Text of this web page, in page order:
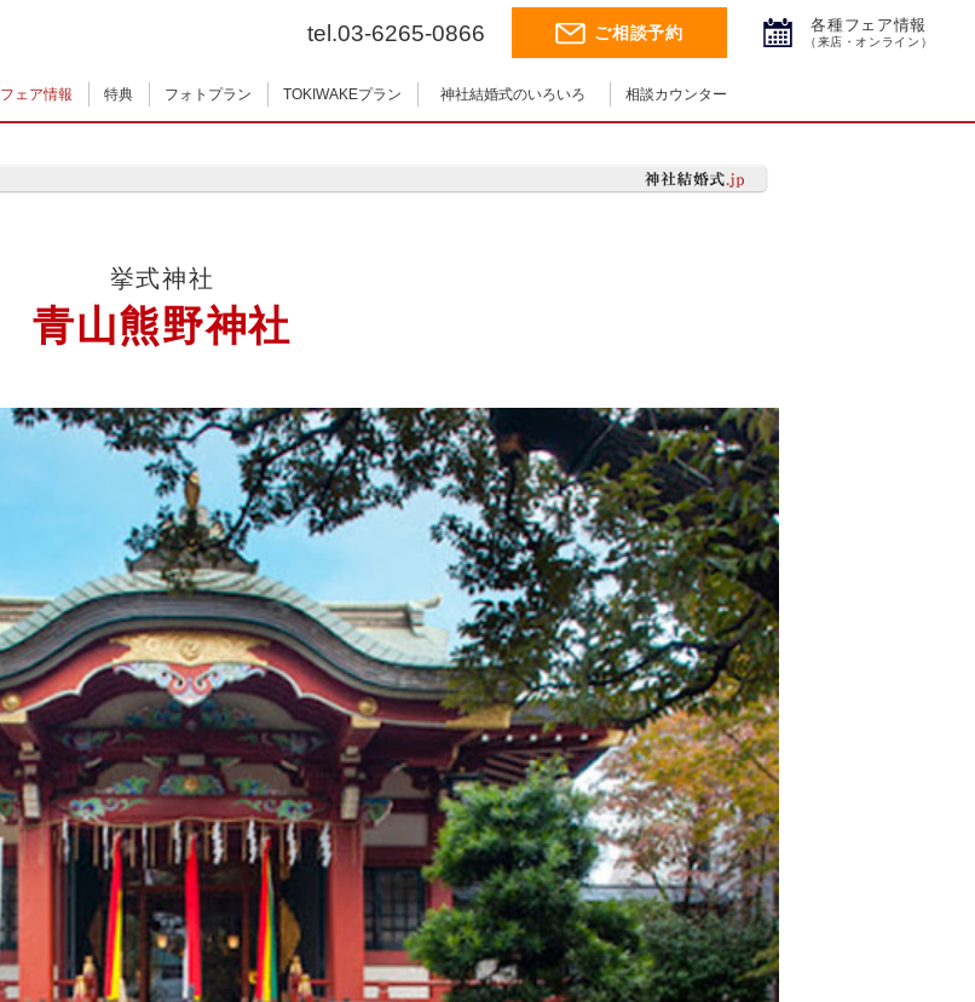
tel.03-6265-0866 ご相談予約 各種フェア情報
（来店・オンライン）
フェア情報 特典 フォトプラン TOKIWAKEプラン
神社結婚式のいろいろ
神前式とは
神社コラム
挙式の流れ
神社結婚式.jpチャンネル
相談カウンター
挙式神社
青山熊野神社